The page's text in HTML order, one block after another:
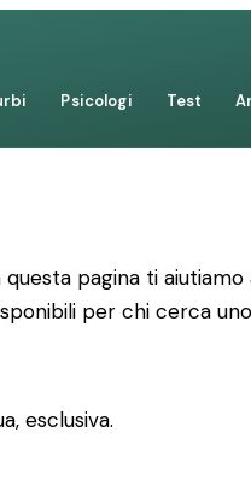
Psicologi Test
pagina ti
per chi cerca
esclusiva.